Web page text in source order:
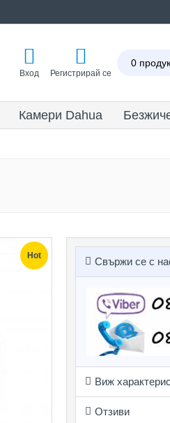
Вход Регистрирай се
0
Камери Dahua
Hot Свържи се с
Виж
Отзиви